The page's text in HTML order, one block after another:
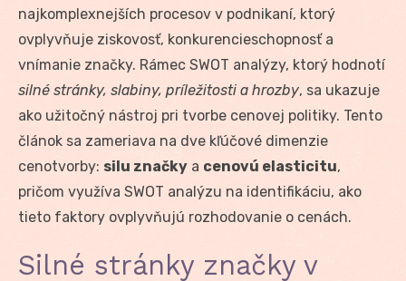
najkomplexnejších procesov v podnikaní, ktorý
ovplyvňuje ziskovosť, konkurencieschopnosť a
vnímanie značky. Rámec SWOT analýzy, ktorý hodnotí
silné stránky, slabiny, príležitosti a hrozby, sa ukazuje
ako užitočný nástroj pri tvorbe cenovej politiky. Tento
článok sa zameriava na dve kľúčové dimenzie
cenotvorby: silu značky a cenovú elasticitu,
pričom využíva SWOT analýzu na identifikáciu, ako
tieto faktory ovplyvňujú rozhodovanie o cenách.
Silné stránky značky v